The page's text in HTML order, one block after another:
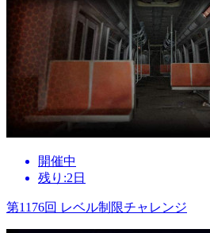
開催中
残り:2日
第1176回 レベル制限チャレンジ